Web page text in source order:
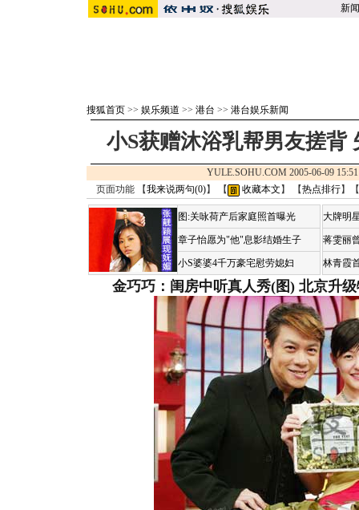
新闻
搜狐首页 >> 娱乐频道 >> 港台 >> 港台娱乐新闻
小S获赠沐浴乳帮男友搓背
YULE.SOHU.COM 2005-06-09
页面功能 【我来说两句(0)】 【 收藏本文 】 【热点排行】【
图:关咏荷产后家庭照首曝光
章子怡愿为"他"息影结婚生子
小S婆婆4千万豪宅慰劳媳妇
大牌明
蒋雯丽
林青霞
金巧巧：闺房中听真人秀(图) 北京升